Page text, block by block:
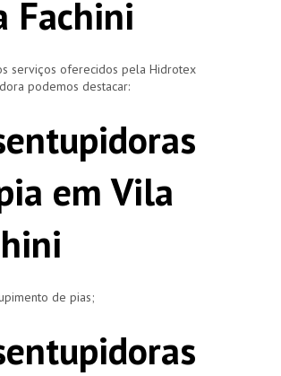
Fachini
serviços oferecidos pela Hidrotex
podemos destacar:
em Vila
de pias;